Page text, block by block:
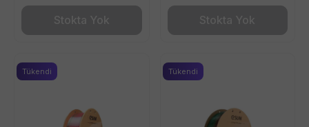
Stokta Yok Stokta Yok
Tükendi Tükendi